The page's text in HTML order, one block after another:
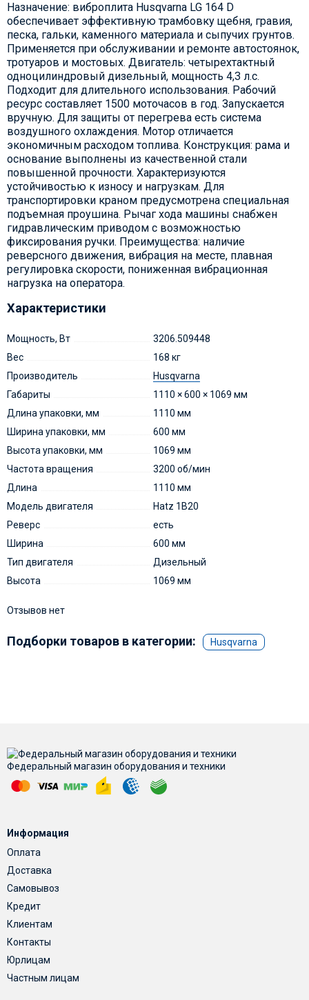
Назначение: виброплита Husqvarna LG 164 D
обеспечивает эффективную трамбовку щебня, гравия,
песка, гальки, каменного материала и сыпучих грунтов.
Применяется при обслуживании и ремонте автостоянок,
тротуаров и мостовых. Двигатель: четырехтактный
одноцилиндровый дизельный, мощность 4,3 л.с.
Подходит для длительного использования. Рабочий
ресурс составляет 1500 моточасов в год. Запускается
вручную. Для защиты от перегрева есть система
воздушного охлаждения. Мотор отличается
экономичным расходом топлива. Конструкция: рама и
основание выполнены из качественной стали
повышенной прочности. Характеризуются
устойчивостью к износу и нагрузкам. Для
транспортировки краном предусмотрена специальная
подъемная проушина. Рычаг хода машины снабжен
гидравлическим приводом с возможностью
фиксирования ручки. Преимущества: наличие
реверсного движения, вибрация на месте, плавная
регулировка скорости, пониженная вибрационная
нагрузка на оператора.
Характеристики
Мощность, Вт
3206.509448
Вес
168 кг
Производитель
Husqvarna
Габариты
1110 × 600 × 1069 мм
Длина упаковки, мм
1110 мм
Ширина упаковки, мм
600 мм
Высота упаковки, мм
1069 мм
Частота вращения
3200 об/мин
Длина
1110 мм
Модель двигателя
Hatz 1B20
Реверс
есть
Ширина
600 мм
Тип двигателя
Дизельный
Высота
1069 мм
Отзывов нет
Подборки товаров в категории: Husqvarna
Федеральный магазин оборудования и техники
Информация
Оплата
Доставка
Самовывоз
Кредит
Клиентам
Контакты
Юрлицам
Частным лицам